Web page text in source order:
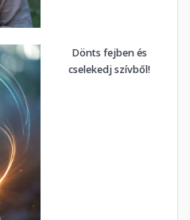
Dönts fejben és
cselekedj szívből!